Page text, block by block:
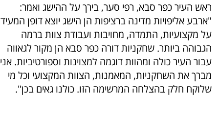
ראש העיר כפר סבא, רפי סער, בירך על ההישג ואמר:
"ארבע אליפויות מדינה ברציפות הן הישג יוצא דופן המעיד
על מקצועיות, התמדה, מחויבות ועבודת צוות ברמה
הגבוהה ביותר. שחקניות דורה כפר סבא הן מקור לגאווה
עבור העיר כולה ומהוות דוגמה למצוינות וספורטיביות. אני
מברך את השחקניות, המאמנות, הצוות המקצועי וכל מי
שלוקח חלק בהצלחה המרשימה הזו. כולנו גאים בכן".